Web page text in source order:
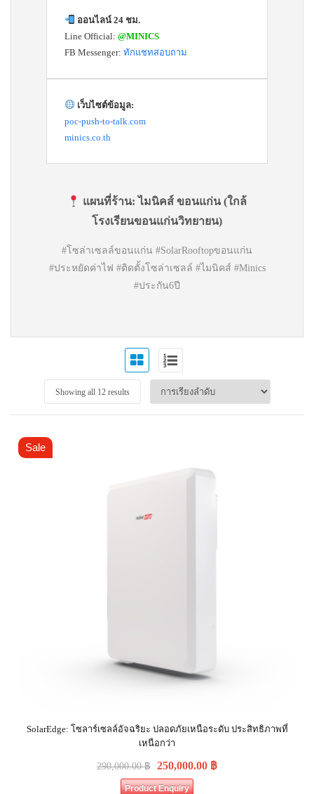
ออนไลน์ 24 ชม.
Line Official: @MINICS
FB Messenger: ทักแชทสอบถาม
เว็บไซต์ข้อมูล:
poc-push-to-talk.com
minics.co.th
แผนที่ร้าน:ไมนิคส์ ขอนแก่น (ใกล้
โรงเรียนขอนแก่นวิทยายน)
#โซล่าเซลล์ขอนแก่น #SolarRooftopขอนแก่น
#ประหยัดค่าไฟ #ติดตั้งโซล่าเซลล์ #ไมนิคส์ #Minics
#ประกัน6ปี
Showing all 12 results
Sale
SolarEdge: โซลาร์เซลล์อัจฉริยะ ปลอดภัยเหนือระดับ ประสิทธิภาพที่
เหนือกว่า
290,000.00฿ 250,000.00 ฿
Product Enquiry